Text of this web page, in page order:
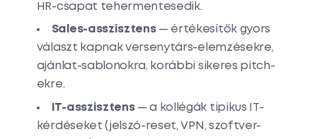
HR-csapat tehermentesedik.
Sales-asszisztens— értékesítők gyors
választ kapnak versenytárs-elemzésekre,
ajánlat-sablonokra, korábbi sikeres pitch-
ekre.
IT-asszisztens— a kollégák tipikus IT-
kérdéseket (jelszó-reset, VPN, szoftver-